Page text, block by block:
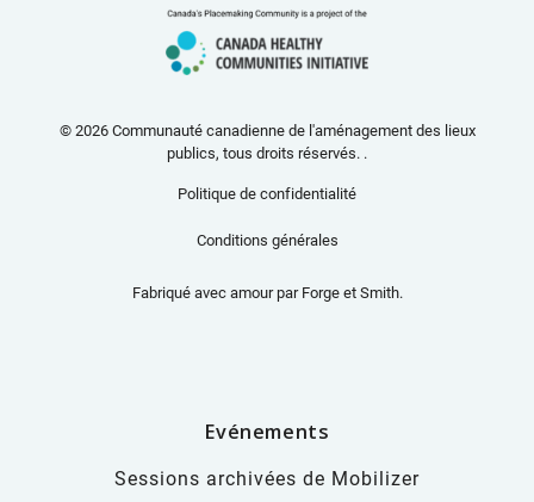
© 2026 Communauté canadienne de l'aménagement des lieux
publics, tous droits réservés. .
Politique de confidentialité
Conditions générales
Fabriqué avec amour parForge et Smith.
Evénements
Sessions archivées de Mobilizer